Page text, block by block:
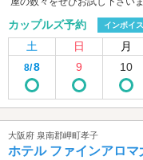
カップルズ予約 インボイ
土 日 月
8/8 9 10
大阪府 泉南郡岬町孝子
ホテル ファインアロ